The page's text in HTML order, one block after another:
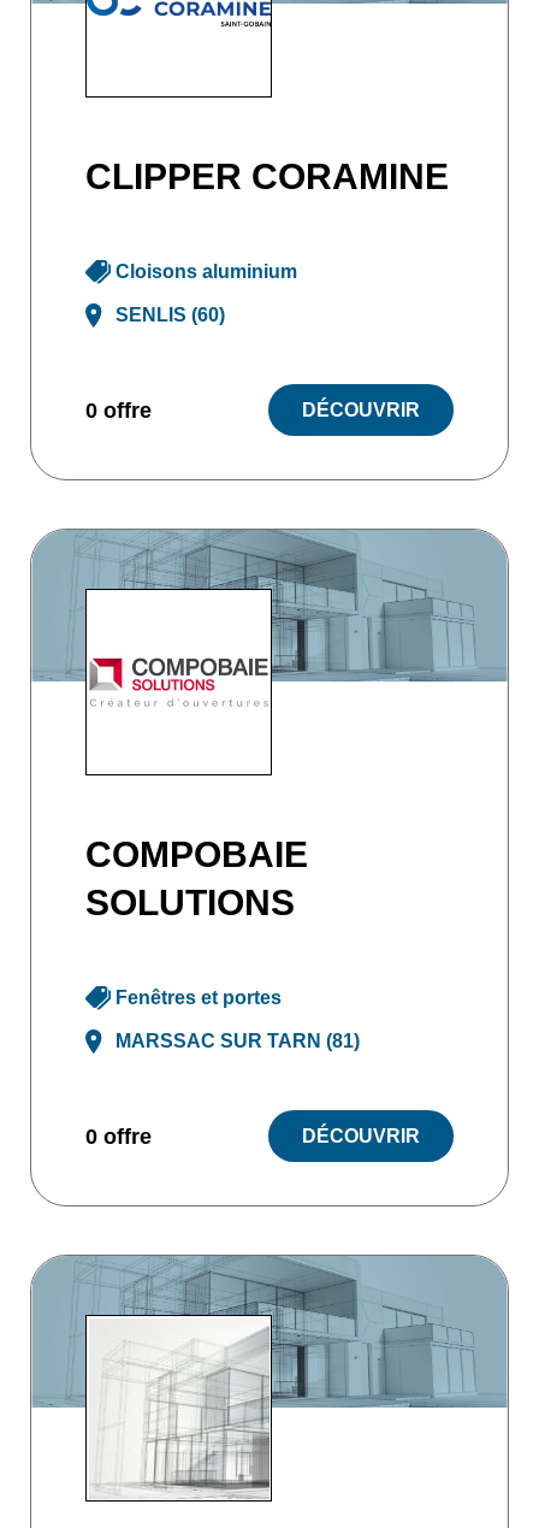
CLIPPER CORAMINE
Cloisons aluminium
SENLIS (60)
0 offre DÉCOUVRIR
COMPOBAIE
SOLUTIONS
Fenêtres et portes
MARSSAC SUR TARN (81)
0 offre DÉCOUVRIR